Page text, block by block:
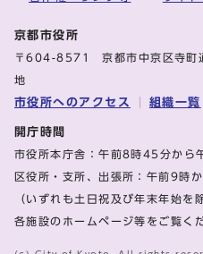
京都市役所
〒604-8571 京都市中京区寺町
地
市役所へのアクセス 組織一覧
開庁時間
市役所本庁舎：午前8時45分か
区役所・支所、出張所：午前9時
（いずれも土日祝及び年末年始を
各施設のホームページ等をご覧く